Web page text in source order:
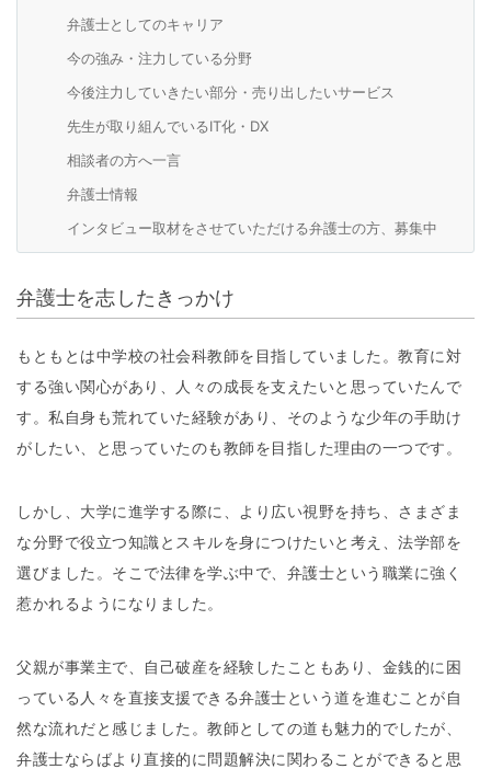
弁護士としてのキャリア
今の強み・注力している分野
今後注力していきたい部分・売り出したいサービス
先生が取り組んでいるIT化・DX
相談者の方へ一言
弁護士情報
インタビュー取材をさせていただける弁護士の方、募集中
弁護士を志したきっかけ
もともとは中学校の社会科教師を目指していました。教育に対
する強い関心があり、人々の成長を支えたいと思っていたんで
す。私自身も荒れていた経験があり、そのような少年の手助け
がしたい、と思っていたのも教師を目指した理由の一つです。
しかし、大学に進学する際に、より広い視野を持ち、さまざま
な分野で役立つ知識とスキルを身につけたいと考え、法学部を
選びました。そこで法律を学ぶ中で、弁護士という職業に強く
惹かれるようになりました。
父親が事業主で、自己破産を経験したこともあり、金銭的に困
っている人々を直接支援できる弁護士という道を進むことが自
然な流れだと感じました。教師としての道も魅力的でしたが、
弁護士ならばより直接的に問題解決に関わることができると思